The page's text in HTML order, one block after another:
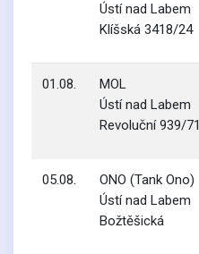
Ústí nad Labem
Klíšská 3418/24
01.08.
MOL
Ústí nad Labem
Revoluční 939/71
05.08.
ONO (Tank Ono)
Ústí nad Labem
Božtěšická